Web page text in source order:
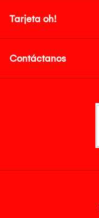
Tarjeta oh!
Contáctanos